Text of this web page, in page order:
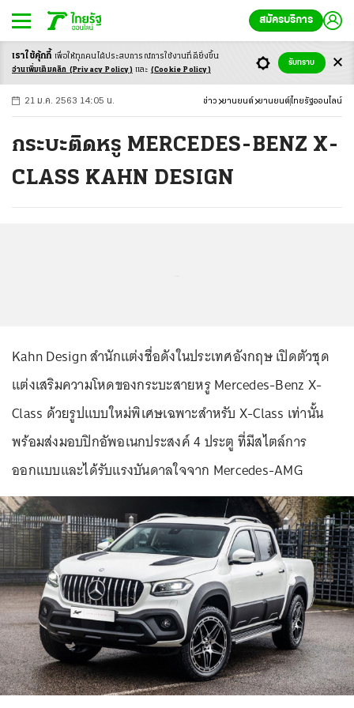
สมัครบริการ
-ก ก ก+
21 ม.ค. 2563 14:05 น. ข่าว ยานยนต์ ยานยนต์ ไทยรัฐออนไลน์
กระบะติดหรู MERCEDES-BENZ X-
CLASS KAHN DESIGN
Kahn Design สำนักแต่งชื่อดังในประเทศอังกฤษ เปิดตัวชุด
แต่งเสริมความโหดของกระบะสายหรู Mercedes-Benz X-
Class ด้วยรูปแบบใหม่พิเศษเฉพาะสำหรับ X-Class เท่านั้น
พร้อมส่งมอบปิกอัพอเนกประสงค์ 4 ประตู ที่มีสไตล์การ
ออกแบบและได้รับแรงบันดาลใจจาก Mercedes-AMG
เราใช้คุ้กกี้ เพื่อให้ทุกคนได้ประสบการณ์การใช้งานที่ดียิ่งขึ้น
อ่านเพิ่มเติมคลิก (Privacy Policy) และ (Cookie Policy)
รับทราบ